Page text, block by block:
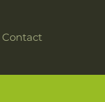
Contact